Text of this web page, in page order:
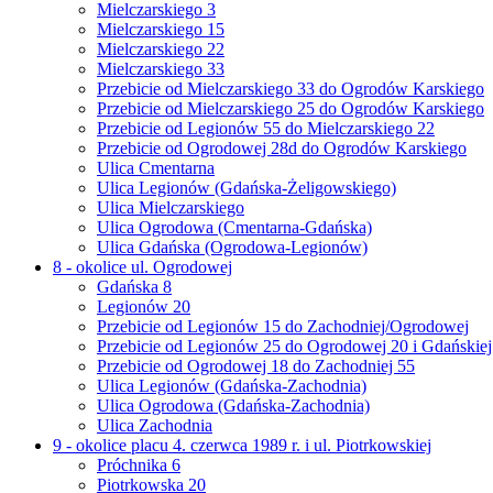
Mielczarskiego 3
Mielczarskiego 15
Mielczarskiego 22
Mielczarskiego 33
Przebicie od Mielczarskiego 33 do Ogrodów Karskiego
Przebicie od Mielczarskiego 25 do Ogrodów Karskiego
Przebicie od Legionów 55 do Mielczarskiego 22
Przebicie od Ogrodowej 28d do Ogrodów Karskiego
Ulica Cmentarna
Ulica Legionów (Gdańska-Żeligowskiego)
Ulica Mielczarskiego
Ulica Ogrodowa (Cmentarna-Gdańska)
Ulica Gdańska (Ogrodowa-Legionów)
8 - okolice ul. Ogrodowej
Gdańska 8
Legionów 20
Przebicie od Legionów 15 do Zachodniej/Ogrodowej
Przebicie od Legionów 25 do Ogrodowej 20 i
Przebicie od Ogrodowej 18 do Zachodniej 55
Ulica Legionów (Gdańska-Zachodnia)
Ulica Ogrodowa (Gdańska-Zachodnia)
Ulica Zachodnia
9 - okolice placu 4. czerwca 1989 r. i ul. Piotrkowskiej
Próchnika 6
Piotrkowska 20